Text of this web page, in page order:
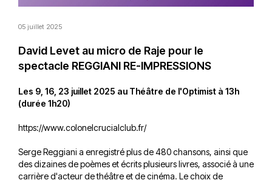
05 juillet 2025
David Levet au micro de Raje pour le
spectacle REGGIANI RE-IMPRESSIONS
Les 9, 16, 23 juillet 2025 au Théâtre de l'Optimist à 13h
(durée 1h20)
https://www.colonelcrucialclub.fr/
Serge Reggiani a enregistré plus de 480 chansons, ainsi que
des dizaines de poèmes et écrits plusieurs livres, associé à une
carrière d'acteur de théâtre et de cinéma. Le choix de